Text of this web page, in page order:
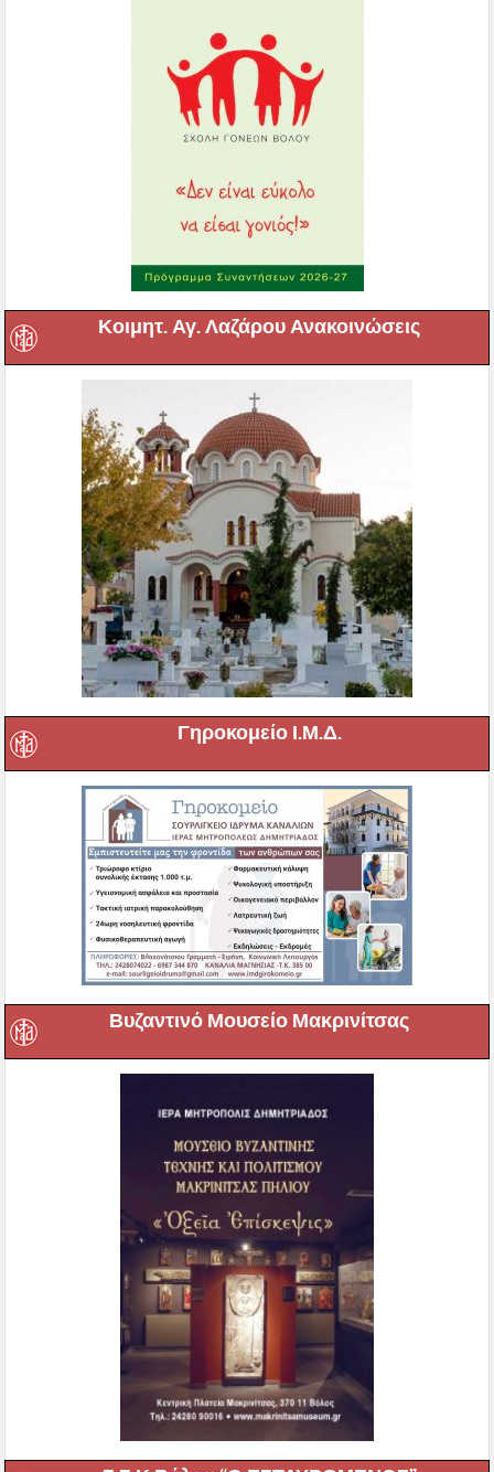
Κοιμητ. Αγ. Λαζάρου Ανακοινώσεις
Γηροκομείο Ι.Μ.Δ.
Βυζαντινό Μουσείο Μακρινίτσας